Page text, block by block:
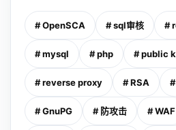
# OpenSCA # sql审核 #
# mysql # php # public
# reverse proxy # RSA
# GnuPG # 防攻击 # WAF